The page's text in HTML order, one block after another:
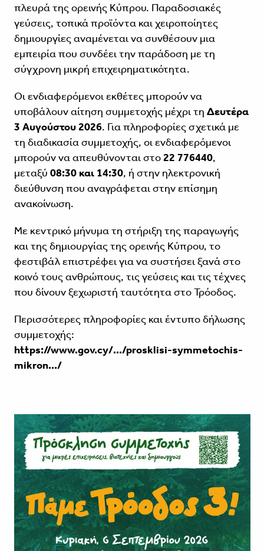
πλευρά της ορεινής Κύπρου. Παραδοσιακές
γεύσεις, τοπικά προϊόντα και χειροποίητες
δημιουργίες αναμένεται να συνθέσουν μια
εμπειρία που συνδέει την παράδοση με τη
σύγχρονη μικρή επιχειρηματικότητα.
Οι ενδιαφερόμενοι εκθέτες μπορούν να
υποβάλουν αίτηση συμμετοχής μέχρι τη Δευτέρα
3 Αυγούστου 2026. Για πληροφορίες σχετικά με
τη διαδικασία συμμετοχής, οι ενδιαφερόμενοι
μπορούν να απευθύνονται στο22 776440,
μεταξύ 08:30 και 14:30, ή στην ηλεκτρονική
διεύθυνση που αναγράφεται στην επίσημη
ανακοίνωση.
Με κεντρικό μήνυμα τη στήριξη της παραγωγής
και της δημιουργίας της ορεινής Κύπρου, το
φεστιβάλ επιστρέφει για να συστήσει ξανά στο
κοινό τους ανθρώπους, τις γεύσεις και τις τέχνες
που δίνουν ξεχωριστή ταυτότητα στο Τρόοδος.
Περισσότερες πληροφορίες και έντυπο δήλωσης
συμμετοχής:
https://www.gov.cy/.../prosklisi-symmetochis-
mikron.../